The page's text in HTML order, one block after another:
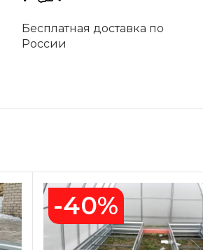
Бесплатная доставка по
России
-40%